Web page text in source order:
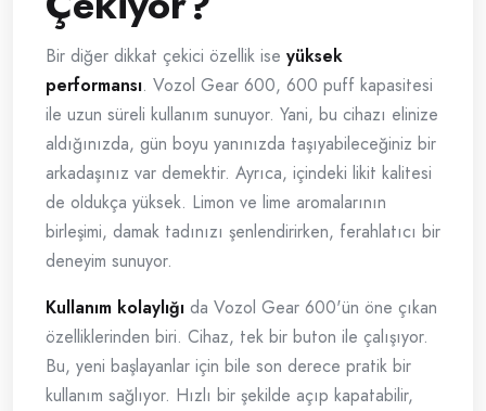
Bir diğer dikkat çekici özellik ise yüksek
performansı. Vozol Gear 600, 600 puff kapasitesi
ile uzun süreli kullanım sunuyor. Yani, bu cihazı elinize
aldığınızda, gün boyu yanınızda taşıyabileceğiniz bir
arkadaşınız var demektir. Ayrıca, içindeki likit kalitesi
de oldukça yüksek. Limon ve lime aromalarının
birleşimi, damak tadınızı şenlendirirken, ferahlatıcı bir
deneyim sunuyor.
Kullanım kolaylığı da Vozol Gear 600'ün öne çıkan
özelliklerinden biri. Cihaz, tek bir buton ile çalışıyor.
Bu, yeni başlayanlar için bile son derece pratik bir
kullanım sağlıyor. Hızlı bir şekilde açıp kapatabilir,